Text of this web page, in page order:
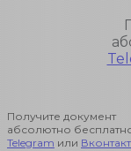
Получите документ
абсолютно
Telegram или